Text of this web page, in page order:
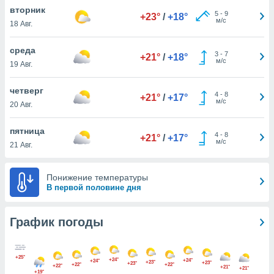
вы
установки
веб-
как
вторник
18 Авг.
+23° / +18° 5- 9
м/с
среда
19 Авг.
+21° / +18° 3- 7
м/с
четверг
20 Авг.
+21° / +17° 4- 8
м/с
пятница
21 Авг.
+21° / +17° 4- 8
м/с
Понижение температуры
В первой половине дня
График погоды
+25°
+19°
+22° +22°
+24° +24°
+23° +23° +22°
+24° +23°
+21° +21°